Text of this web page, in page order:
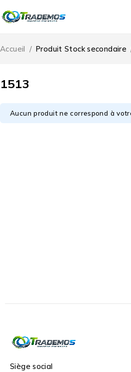
1513
Accueil / Produit Stock secondaire
Aucun produit ne correspond à
Siège social